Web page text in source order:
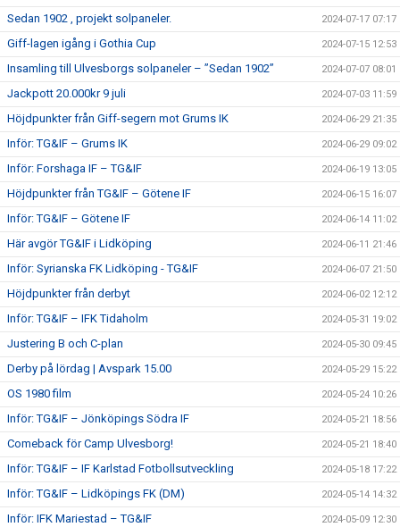
Sedan 1902 , projekt solpaneler.
2024-07-17 07:17
Giff-lagen igång i Gothia Cup 2024-07-15 12:53
Insamling till Ulvesborgs solpaneler – ”Sedan 1902” 2024-07-07 08:01
Jackpott 20.000kr 9 juli 2024-07-03 11:59
Höjdpunkter från Giff-segern mot Grums IK 2024-06-29 21:35
Inför: TG&IF – Grums IK 2024-06-29 09:02
Inför: Forshaga IF – TG&IF 2024-06-19 13:05
Höjdpunkter från TG&IF – Götene IF 2024-06-15 16:07
Inför: TG&IF – Götene IF 2024-06-14 11:02
Här avgör TG&IF i Lidköping 2024-06-11 21:46
Inför: Syrianska FK Lidköping - TG&IF 2024-06-07 21:50
Höjdpunkter från derbyt 2024-06-02 12:12
Inför: TG&IF – IFK Tidaholm 2024-05-31 19:02
Justering B och C-plan 2024-05-30 09:45
Derby på lördag | Avspark 15.00 2024-05-29 15:22
OS 1980 film 2024-05-24 10:26
Inför: TG&IF – Jönköpings Södra IF 2024-05-21 18:56
Comeback för Camp Ulvesborg! 2024-05-21 18:40
Inför: TG&IF – IF Karlstad Fotbollsutveckling 2024-05-18 17:22
Inför: TG&IF – Lidköpings FK (DM) 2024-05-14 14:32
Inför: IFK Mariestad – TG&IF 2024-05-09 12:30